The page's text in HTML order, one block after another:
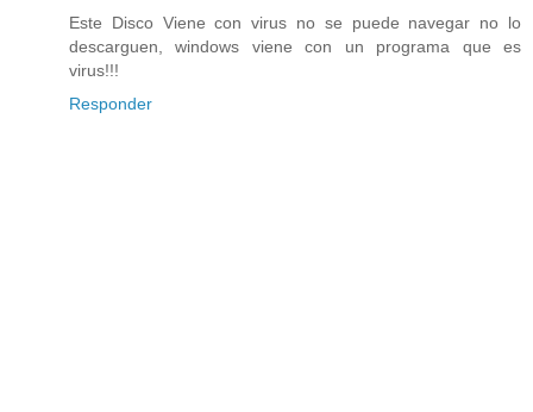
Este Disco Viene con virus no se puede navegar no lo
descarguen, windows viene con un programa que es
virus!!!
Responder